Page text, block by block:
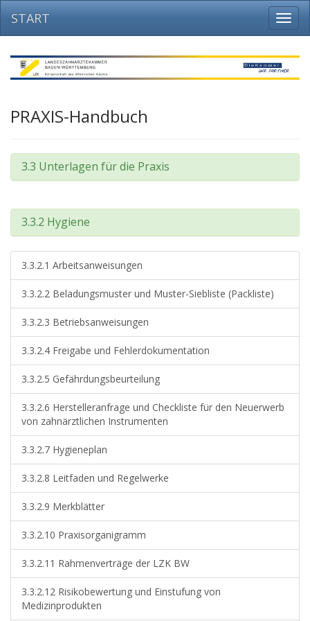
ein-/
START
PRAXIS-Handbuch
3.3 Unterlagen für die Praxis
3.3.2 Hygiene
3.3.2.1 Arbeitsanweisungen
3.3.2.2 Beladungsmuster und Muster-Siebliste (Packliste)
3.3.2.3 Betriebsanweisungen
3.3.2.4 Freigabe und Fehlerdokumentation
3.3.2.5 Gefährdungsbeurteilung
3.3.2.6 Herstelleranfrage und Checkliste für den Neuerwerb
von zahnärztlichen Instrumenten
3.3.2.7 Hygieneplan
3.3.2.8 Leitfaden und Regelwerke
3.3.2.9 Merkblätter
3.3.2.10 Praxisorganigramm
3.3.2.11 Rahmenverträge der LZK BW
3.3.2.12 Risikobewertung und Einstufung von
Medizinprodukten